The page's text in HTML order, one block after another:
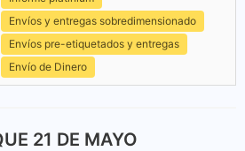
Envíos y entregas sobredimensionado
Envíos pre-etiquetados y entregas
Envío de Dinero
21 DE MAYO